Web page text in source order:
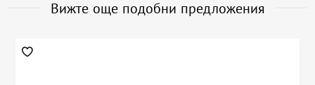
Вижте още подобни предложения